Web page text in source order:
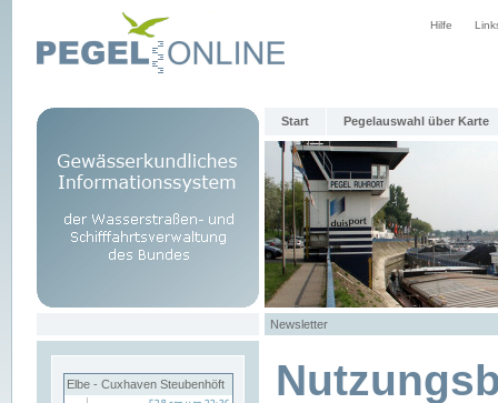
Hilfe
Start Pegelauswahl über Karte
Newsletter
Elbe - Cuxhaven Steubenhöft